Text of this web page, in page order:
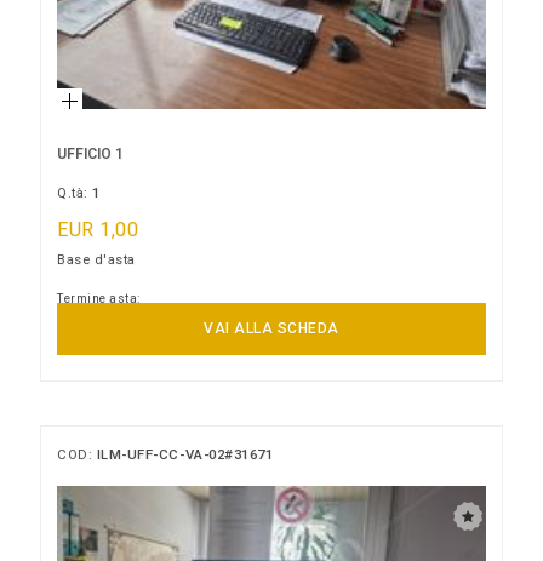
UFFICIO 1
Q.tà:1
EUR 1,00
Base d'asta
Termine asta:
VAI ALLA SCHEDA
COD: ILM-UFF-CC-VA-02#31671